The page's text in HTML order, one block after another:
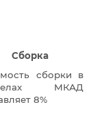
Сборка
сборки в
МКАД
8%